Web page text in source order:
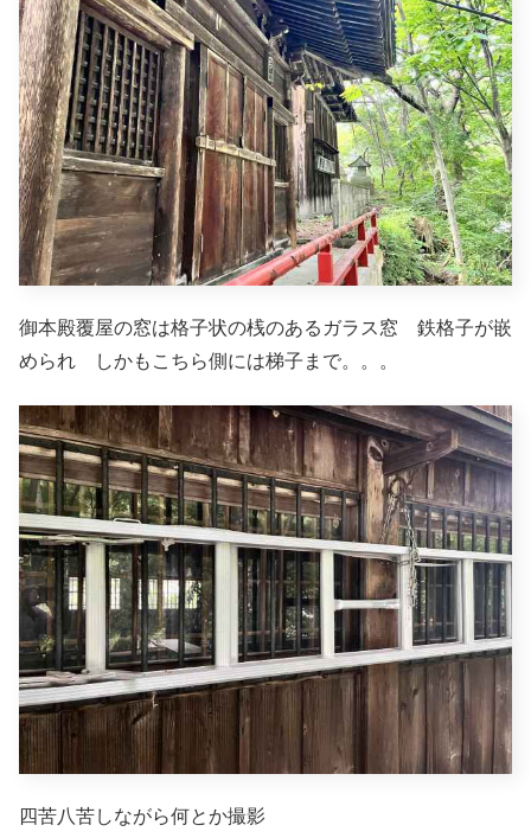
御本殿覆屋の窓は格子状の桟のあるガラス窓 鉄格子が嵌
められ しかもこちら側には梯子まで。。。
四苦八苦しながら何とか撮影